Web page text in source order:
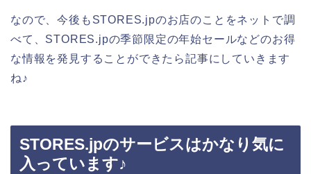
なので、今後もSTORES.jpのお店のことをネットで調
べて、STORES.jpの季節限定の年始セールなどのお得
な情報を発見することができたら記事にしていきます
ね♪
STORES.jpのサービスはかなり気に
入っています♪